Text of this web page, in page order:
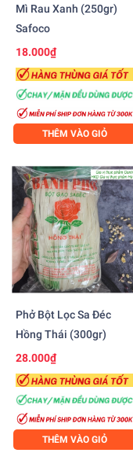
Mì Rau Xanh (250gr)
Safoco
18.000₫
THÊM VÀO GIỎ
Phở Bột Lọc Sa Đéc
Hồng Thái (300gr)
28.000₫
THÊM VÀO GIỎ